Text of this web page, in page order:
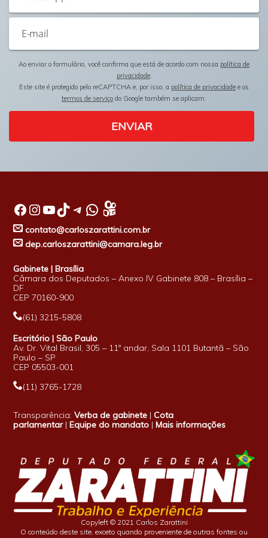
Ao enviar o formulário, você confirma que está de acordo com nossa política de
privacidade.
Este site é protegido pelo reCAPTCHA e, por isso, a política de privacidade e os
termos de serviço do Google também se aplicam.
ENVIAR
Facebook InstagramYoutube TikTok Telegram WhatsApp
contato@carloszarattini.com.br
dep.carloszarattini@camara.leg.br
Gabinete | Brasília
Câmara dos Deputados – Anexo IV Gabinete 808 – Brasília –
DF
CEP 70160-900
(61) 3215-5808
Escritório | São Paulo
Av. Dr. Vital Brasil, 305 – 11º andar, Sala 1101 Butantã – São
Paulo – SP
CEP 05503-001
(11) 3765-1728
Transparência:Verba de gabinete |Cota
parlamentar|Equipe do mandato |Mais informações
Copyleft © 2021 Carlos Zarattini
O conteúdo deste site, exceto quando proveniente de outras fontes ou